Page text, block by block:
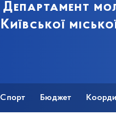
Департамент
Київської
Спорт Бюджет